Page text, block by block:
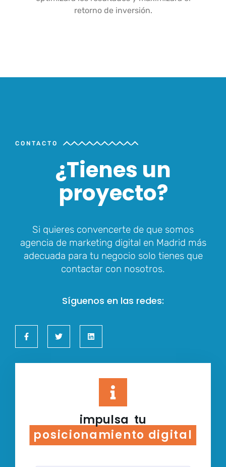
retorno de inversión.
CONTACTO
¿Tienes un
proyecto?
Si quieres convencerte de que somos
agencia de marketing digital en Madrid más
adecuada para tu negocio solo tienes que
contactar con nosotros.
Síguenos en las redes:
impulsa tu
posicionamiento digital